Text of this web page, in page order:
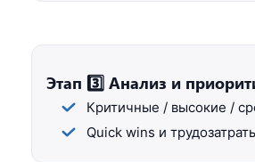
Этап 3️⃣ Анализ и
Критичные / высокие /
Quick wins и